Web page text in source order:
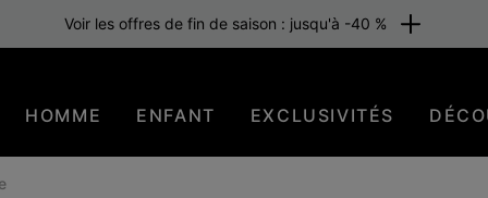
Voir les offres de fin de saison : jusqu'à -40 %
HOMME ENFANT EXCLUSIVITÉS